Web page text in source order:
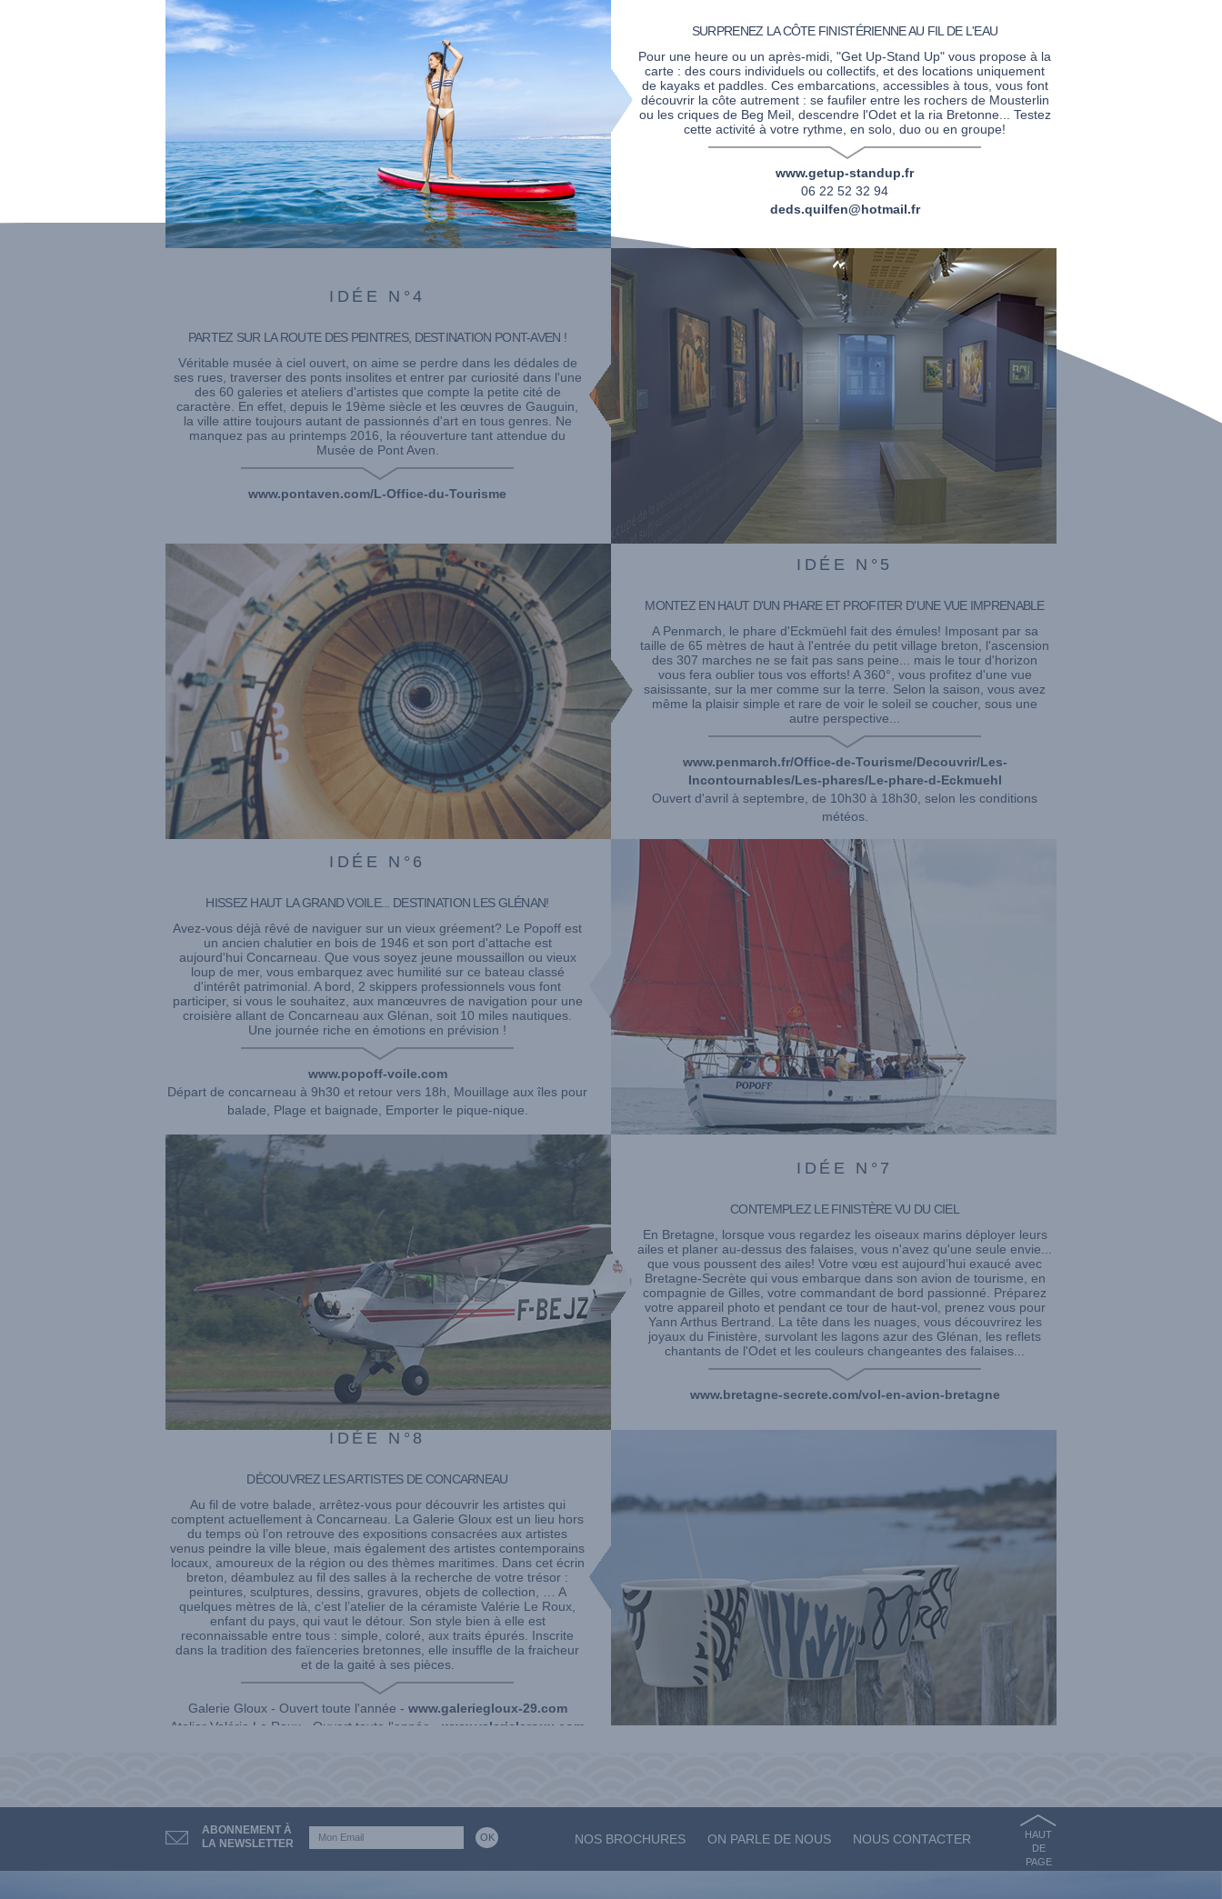
SURPRENEZ LA CÔTE FINISTÉRIENNE AU FIL DE L'EAU
Pour une heure ou un après-midi, "Get Up-Stand Up" vous propose à la
carte : des cours individuels ou collectifs, et des locations uniquement
de kayaks et paddles. Ces embarcations, accessibles à tous, vous font
découvrir la côte autrement : se faufiler entre les rochers de Mousterlin
ou les criques de Beg Meil, descendre l'Odet et la ria Bretonne... Testez
cette activité à votre rythme, en solo, duo ou en groupe!
www.getup-standup.fr
06 22 52 32 94
deds.quilfen@hotmail.fr
IDÉE N°4
PARTEZ SUR LA ROUTE DES PEINTRES, DESTINATION PONT-AVEN !
Véritable musée à ciel ouvert, on aime se perdre dans les dédales de
ses rues, traverser des ponts insolites et entrer par curiosité dans l'une
des 60 galeries et ateliers d'artistes que compte la petite cité de
caractère. En effet, depuis le 19ème siècle et les œuvres de Gauguin,
la ville attire toujours autant de passionnés d'art en tous genres. Ne
manquez pas au printemps 2016, la réouverture tant attendue du
Musée de Pont Aven.
www.pontaven.com/L-Office-du-Tourisme
IDÉE N°5
MONTEZ EN HAUT D'UN PHARE ET PROFITER D'UNE VUE IMPRENABLE
A Penmarch, le phare d'Eckmüehl fait des émules! Imposant par sa
taille de 65 mètres de haut à l'entrée du petit village breton, l'ascension
des 307 marches ne se fait pas sans peine... mais le tour d'horizon
vous fera oublier tous vos efforts! A 360°, vous profitez d'une vue
saisissante, sur la mer comme sur la terre. Selon la saison, vous avez
même la plaisir simple et rare de voir le soleil se coucher, sous une
autre perspective...
www.penmarch.fr/Office-de-Tourisme/Decouvrir/Les-
Incontournables/Les-phares/Le-phare-d-Eckmuehl
Ouvert d'avril à septembre, de 10h30 à 18h30, selon les conditions
météos.
IDÉE N°6
HISSEZ HAUT LA GRAND VOILE... DESTINATION LES GLÉNAN!
Avez-vous déjà rêvé de naviguer sur un vieux gréement? Le Popoff est
un ancien chalutier en bois de 1946 et son port d'attache est
aujourd'hui Concarneau. Que vous soyez jeune moussaillon ou vieux
loup de mer, vous embarquez avec humilité sur ce bateau classé
d'intérêt patrimonial. A bord, 2 skippers professionnels vous font
participer, si vous le souhaitez, aux manœuvres de navigation pour une
croisière allant de Concarneau aux Glénan, soit 10 miles nautiques.
Une journée riche en émotions en prévision !
www.popoff-voile.com
Départ de concarneau à 9h30 et retour vers 18h, Mouillage aux îles pour
balade, Plage et baignade, Emporter le pique-nique.
IDÉE N°7
CONTEMPLEZ LE FINISTÈRE VU DU CIEL
En Bretagne, lorsque vous regardez les oiseaux marins déployer leurs
ailes et planer au-dessus des falaises, vous n'avez qu'une seule envie...
que vous poussent des ailes! Votre vœu est aujourd’hui exaucé avec
Bretagne-Secrète qui vous embarque dans son avion de tourisme, en
compagnie de Gilles, votre commandant de bord passionné. Préparez
votre appareil photo et pendant ce tour de haut-vol, prenez vous pour
Yann Arthus Bertrand. La tête dans les nuages, vous découvrirez les
joyaux du Finistère, survolant les lagons azur des Glénan, les reflets
chantants de l'Odet et les couleurs changeantes des falaises...
www.bretagne-secrete.com/vol-en-avion-bretagne
IDÉE N°8
DÉCOUVREZ LES ARTISTES DE CONCARNEAU
Au fil de votre balade, arrêtez-vous pour découvrir les artistes qui
comptent actuellement à Concarneau. La Galerie Gloux est un lieu hors
du temps où l’on retrouve des expositions consacrées aux artistes
venus peindre la ville bleue, mais également des artistes contemporains
locaux, amoureux de la région ou des thèmes maritimes. Dans cet écrin
breton, déambulez au fil des salles à la recherche de votre trésor :
peintures, sculptures, dessins, gravures, objets de collection, … A
quelques mètres de là, c’est l’atelier de la céramiste Valérie Le Roux,
enfant du pays, qui vaut le détour. Son style bien à elle est
reconnaissable entre tous : simple, coloré, aux traits épurés. Inscrite
dans la tradition des faïenceries bretonnes, elle insuffle de la fraicheur
et de la gaité à ses pièces.
Galerie Gloux - Ouvert toute l'année - www.galeriegloux-29.com
Atelier Valérie Le Roux - Ouvert toute l'année - www.valerieleroux.com
ABONNEMENT À
LA NEWSLETTER
NOS BROCHURES ON PARLE DE NOUS NOUS CONTACTER
HAUT
DE
PAGE